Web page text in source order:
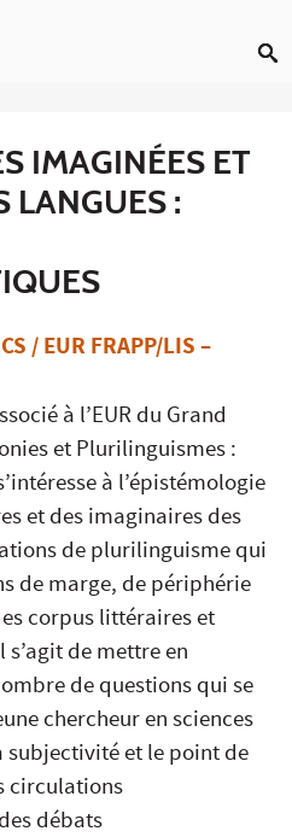
IMAGINÉES ET
LANGUES :
/ EUR FRAPP/LIS –
à l’EUR du Grand
et Plurilinguismes :
à l’épistémologie
et des imaginaires des
de plurilinguisme qui
de marge, de périphérie
corpus littéraires et
de mettre en
de questions qui se
chercheur en sciences
subjectivité et le point de
circulations
débats